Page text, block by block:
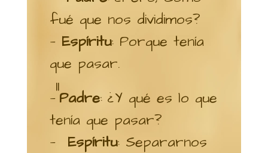
fué que nos dividimos?
— Espíritu: Porque tenía
que pasar.
—
11
Padre: ¿Y qué es lo que
tenía que pasar?
— Espíritu: Separarnos